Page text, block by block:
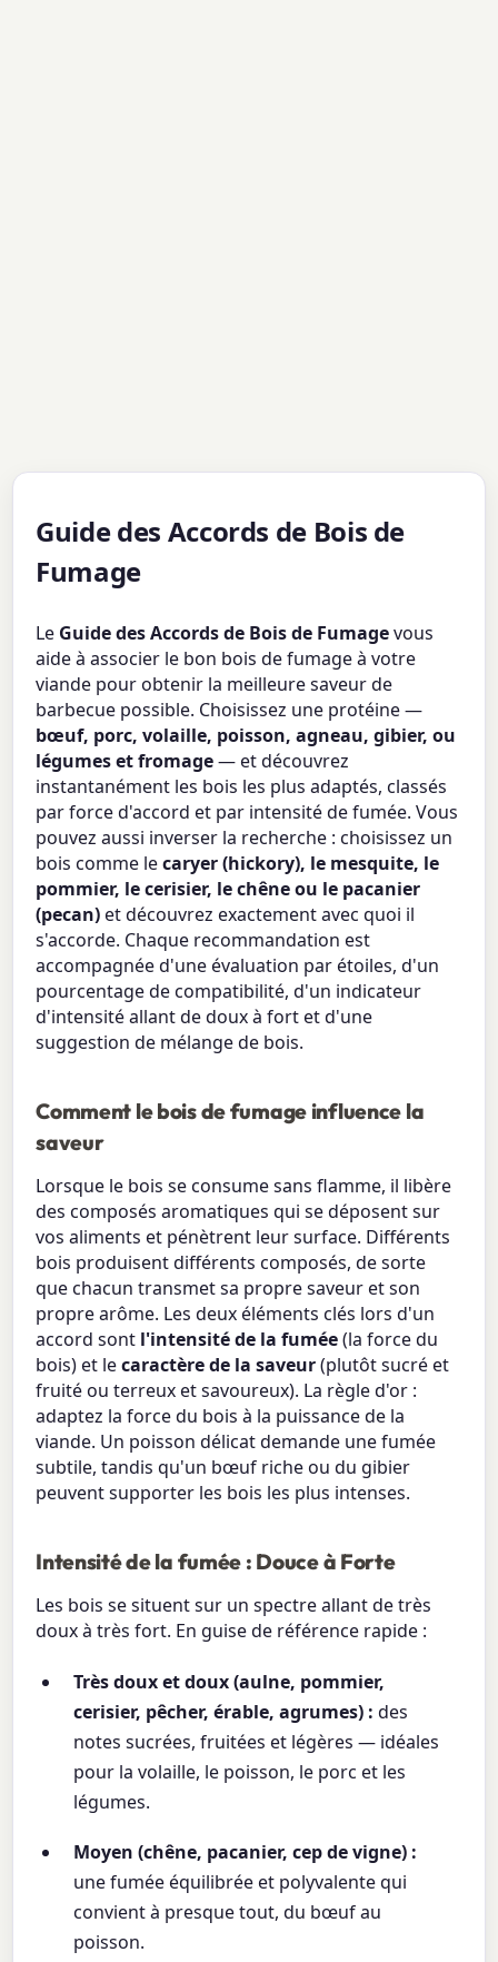
Guide des Accords de Bois de
Fumage
Le Guide des Accords de Bois de Fumagevous
aide à associer le bon bois de fumage à votre
viande pour obtenir la meilleure saveur de
barbecue possible. Choisissez une protéine —
bœuf, porc, volaille, poisson, agneau, gibier, ou
légumes et fromage— et découvrez
instantanément les bois les plus adaptés, classés
par force d'accord et par intensité de fumée. Vous
pouvez aussi inverser la recherche : choisissez un
bois comme lecaryer (hickory), le mesquite, le
pommier, le cerisier, le chêne ou le pacanier
(pecan)et découvrez exactement avec quoi il
s'accorde. Chaque recommandation est
accompagnée d'une évaluation par étoiles, d'un
pourcentage de compatibilité, d'un indicateur
d'intensité allant de doux à fort et d'une
suggestion de mélange de bois.
Comment le bois de fumage influence la
saveur
Lorsque le bois se consume sans flamme, il libère
des composés aromatiques qui se déposent sur
vos aliments et pénètrent leur surface. Différents
bois produisent différents composés, de sorte
que chacun transmet sa propre saveur et son
propre arôme. Les deux éléments clés lors d'un
accord sont l'intensité de la fumée(la force du
bois) et lecaractère de la saveur(plutôt sucré et
fruité ou terreux et savoureux). La règle d'or :
adaptez la force du bois à la puissance de la
viande. Un poisson délicat demande une fumée
subtile, tandis qu'un bœuf riche ou du gibier
peuvent supporter les bois les plus intenses.
Intensité de la fumée : Douce à Forte
Les bois se situent sur un spectre allant de très
doux à très fort. En guise de référence rapide :
Très doux et doux (aulne, pommier,
cerisier, pêcher, érable, agrumes) : des
notes sucrées, fruitées et légères — idéales
pour la volaille, le poisson, le porc et les
légumes.
Moyen (chêne, pacanier, cep de vigne) :
une fumée équilibrée et polyvalente qui
convient à presque tout, du bœuf au
poisson.